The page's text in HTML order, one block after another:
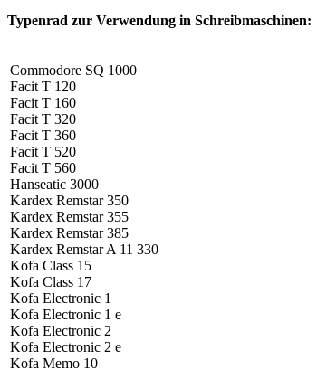
Typenrad zur Verwendung in Schreibmaschinen:
Commodore SQ 1000
Facit T 120
Facit T 160
Facit T 320
Facit T 360
Facit T 520
Facit T 560
Hanseatic 3000
Kardex Remstar 350
Kardex Remstar 355
Kardex Remstar 385
Kardex Remstar A 11 330
Kofa Class 15
Kofa Class 17
Kofa Electronic 1
Kofa Electronic 1 e
Kofa Electronic 2
Kofa Electronic 2 e
Kofa Memo 10